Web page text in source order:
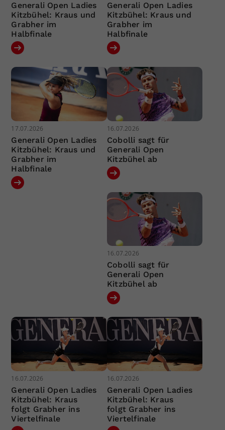
Generali Open Ladies
Kitzbühel: Kraus und
Grabher im
Halbfinale
Generali Open Ladies
Kitzbühel: Kraus und
Grabher im
Halbfinale
17.07.2026
Generali Open Ladies
Kitzbühel: Kraus und
Grabher im
Halbfinale
16.07.2026
Cobolli sagt für
Generali Open
Kitzbühel ab
16.07.2026
Cobolli sagt für
Generali Open
Kitzbühel ab
16.07.2026
Generali Open Ladies
Kitzbühel: Kraus
folgt Grabher ins
Viertelfinale
16.07.2026
Generali Open Ladies
Kitzbühel: Kraus
folgt Grabher ins
Viertelfinale